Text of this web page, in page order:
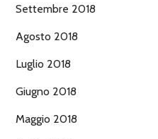
Settembre 2018
Agosto 2018
Luglio 2018
Giugno 2018
Maggio 2018